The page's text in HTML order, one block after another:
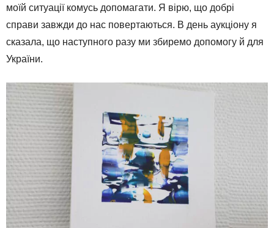
моїй ситуації комусь допомагати. Я вірю, що добрі
справи завжди до нас повертаються. В день аукціону я
сказала, що наступного разу ми збиремо допомогу й для
України.